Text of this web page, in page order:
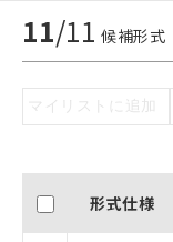
11/11 候補形式
マイリストに追加
形式仕様